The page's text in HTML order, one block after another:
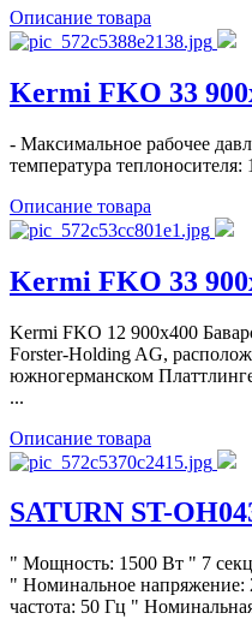
Описание товара
Kermi FKO 33
- Максимальное рабочее
температура теплоносителя:
Описание товара
Kermi FKO 33
Kermi FKO 12 900x400
Forster-Holding AG,
южногерманском
...
Описание товара
SATURN ST-
" Мощность: 1500 Вт " 7
" Номинальное
частота: 50 Гц "